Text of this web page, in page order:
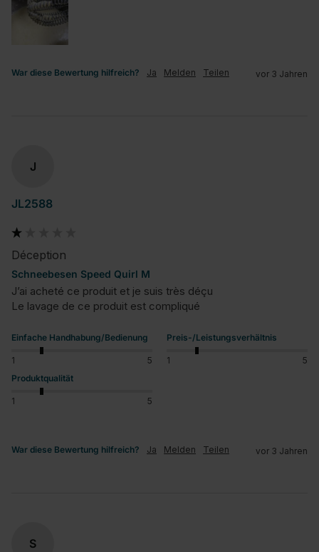
War diese Bewertung hilfreich? Ja Melden Teilen vor 3 Jahren
J
JL2588
Déception
Schneebesen Speed Quirl M
J’ai acheté ce produit et je suis très déçu
Le lavage de ce produit est compliqué
Einfache Handhabung/Bedienung
1 5
Preis-/Leistungsverhältnis
1
5
Produktqualität
1 5
War diese Bewertung hilfreich? Ja Melden Teilen vor 3 Jahren
S